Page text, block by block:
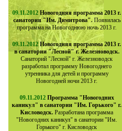
09.11.2012 Новогодняя программа 2013 г.
санатория "Им. Димитрова".Появилась
программа на Новогоднюю ночь 2013 г.
09.11.2012 Новогодняя программа 2013 г.
в санатории "Лесной" г. Железноводск.
Санаторий "Лесной" г. Железноводск
разработал программу Новогоднего
утренника для детей и программу
Новогодней ночи 2013 г.
09.11.2012 Программа "Новогодних
каникул" в санатории "Им. Горького" г.
Кисловодск. Разработана программа
"Новогодних каникул" в санатории "Им.
Горького" г. Кисловодск